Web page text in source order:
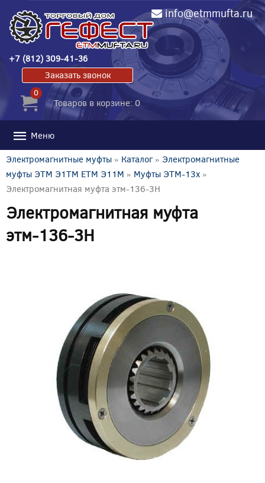
info@etmmufta.ru
+7 (812) 309-41-36
Заказать звонок
0
Товаров в корзине: 0
Меню
Электромагнитные муфты » Каталог» Электромагнитные
муфты ЭТМ Э1ТМ ETM Э11М » Муфты ЭТМ-13x »
Электромагнитная муфта этм-136-3Н
Электромагнитная муфта
этм-136-3Н